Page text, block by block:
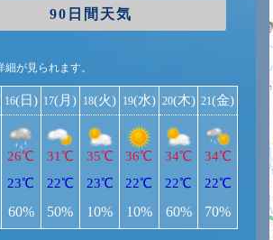
90日間天気
が見られます。
16(日)
26℃
23℃
60%
17(月)
31℃
22℃
50%
18(火)
35℃
23℃
10%
19(水)
36℃
22℃
10%
20(木)
34℃
22℃
60%
21(金)
34℃
22℃
70%